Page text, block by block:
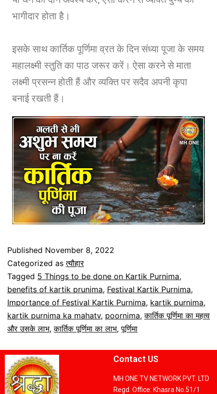
भागीदार होता है।
इसके साथ कार्तिक पूर्णिमा व्रत के दिन संध्या पूजा के समय
महालक्ष्मी स्तुति का पाठ जरूर करें। ऐसा करने से माता
लक्ष्मी प्रसन्न होती हैं और व्यक्ति पर सदैव अपनी कृपा
बनाई रखती हैं।
Published November 8, 2022
Categorized asत्यौहार
Tagged 5 Things to be done on Kartik Purnima,
benefits of kartik prunima, Festival Kartik Purnima,
Importance of Festival Kartik Purnima, kartik purnima,
kartik purnima ka mahatv, poornima,कार्तिक पूर्णिमा का महत्व
और उसके लाभ,कार्तिक पूर्णिमा का लाभ,पूर्णिमा
Contact US
MH ONE TV NETWORK PVT. LTD
Regd. Office: Khasra No.51/1